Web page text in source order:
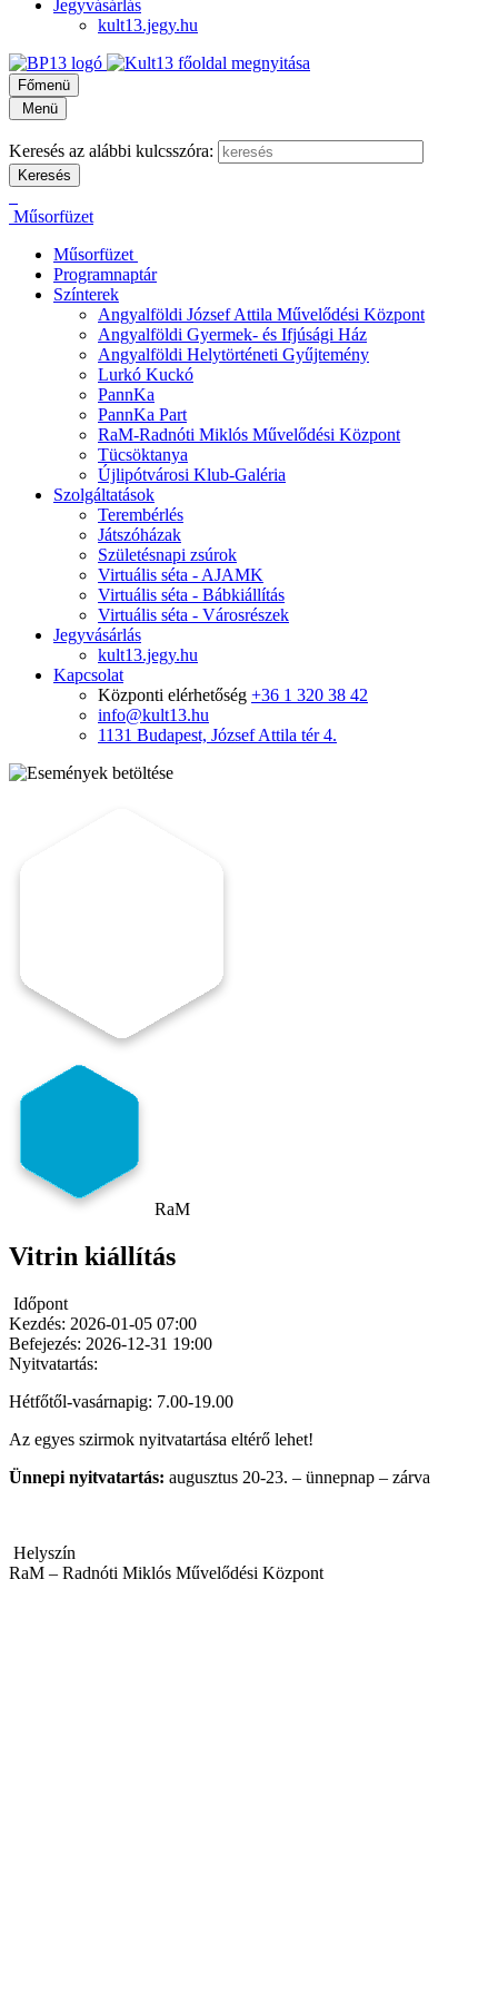
Jegyvásárlás
kult13.jegy.hu
Főmenü
Menü
Keresés az alábbi kulcsszóra:
Műsorfüzet
Műsorfüzet
Programnaptár
Színterek
Angyalföldi József Attila Művelődési Központ
Angyalföldi Gyermek- és Ifjúsági Ház
Angyalföldi Helytörténeti Gyűjtemény
Lurkó Kuckó
PannKa
PannKa Part
RaM-Radnóti Miklós Művelődési Központ
Tücsöktanya
Újlipótvárosi Klub-Galéria
Szolgáltatások
Terembérlés
Játszóházak
Születésnapi zsúrok
Virtuális séta - AJAMK
Virtuális séta - Bábkiállítás
Virtuális séta - Városrészek
Jegyvásárlás
kult13.jegy.hu
Kapcsolat
Központi elérhetőség +36 1 320 38 42
info@kult13.hu
1131 Budapest, József Attila tér 4.
RaM
Vitrin kiállítás
Időpont
Kezdés: 2026-01-05 07:00
Befejezés: 2026-12-31 19:00
Nyitvatartás:
Hétfőtől-vasárnapig: 7.00-19.00
Az egyes szirmok nyitvatartása eltérő lehet!
Ünnepi nyitvatartás: augusztus 20-23. – ünnepnap – zárva
Helyszín
RaM – Radnóti Miklós Művelődési Központ